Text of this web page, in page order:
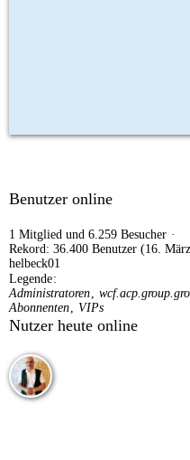
Benutzer online
1 Mitglied und 6.259 Besucher
Rekord: 36.400 Benutzer (16.
helbeck01
Legende
Administratoren
Abonnenten
VIPs
Nutzer heute online